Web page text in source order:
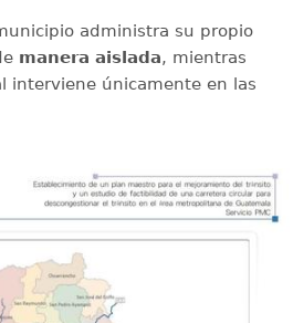
administra su propio
manera aislada, mientras
interviene únicamente en las